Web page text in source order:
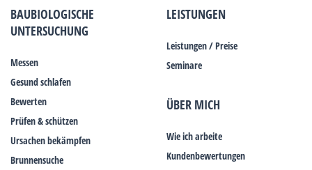
BAUBIOLOGISCHE
UNTERSUCHUNG
Messen
Gesund schlafen
Bewerten
Prüfen & schützen
Ursachen bekämpfen
Brunnensuche
LEISTUNGEN
Leistungen / Preise
Seminare
ÜBER MICH
Wie ich arbeite
Kundenbewertungen